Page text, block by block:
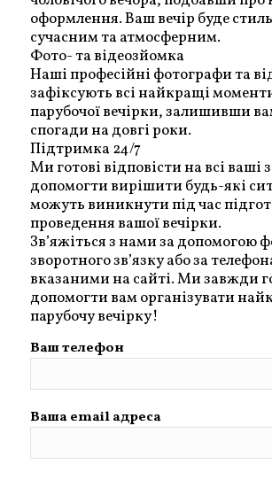
оформлення. Ваш вечір буде
сучасним та атмосферним.
Фото- та відеозйомка
Наші професійні фотографи та
зафіксують всі найкращі
парубочої вечірки, залишивши
спогади на довгі роки.
Підтримка 24/7
Ми готові відповісти на всі ваші
допомогти вирішити будь-які
можуть виникнути під час
проведення вашої вечірки.
Зв’яжіться з нами за допомогою
зворотного зв’язку або за
вказаними на сайті. Ми завжди
допомогти вам організувати
парубочу вечірку!
Ваш телефон
Ваша email адреса